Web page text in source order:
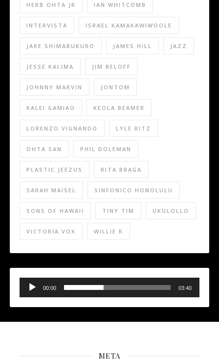
HERB OHTA JR IAN WHITCOMB
INTERVISTA ISRAEL KAMAKAWIWOOLE
JAKE SHIMABUKURO JAMES HILL JAZZ
JESSE KALIMA JIM BELOFF
JOHNNY MARVIN JONTOM
KALEI GAMIAO KEOLA BEAMER
LORENZO VIGNANDO LYLE RITZ
OHTA SAN PHIL DOLEMAN
PLASTIC JEEZUS RITA BRAGA
SARAH MAISEL SINFONICO HONOLULU
SONS OF HAWAII TINY TIM UKULOLLO
VICTORIA VOX WILLIE K
Audio
Player
00:00 03:40
META